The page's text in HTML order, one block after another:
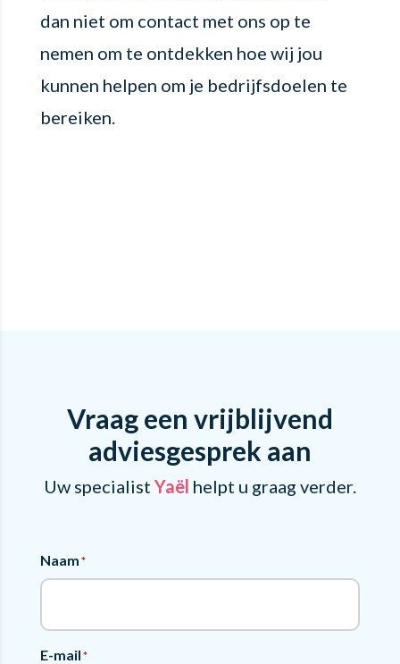
dan niet om contact met ons op te
nemen om te ontdekken hoe wij jou
kunnen helpen om je bedrijfsdoelen te
bereiken.
Vraag een vrijblijvend
adviesgesprek aan
Uw specialist Yaël helpt u graag verder.
Naam*
E-mail*